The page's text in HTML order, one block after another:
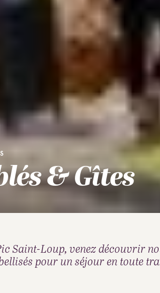
& Gîtes
Saint-Loup, venez découvrir
pour un séjour en toute